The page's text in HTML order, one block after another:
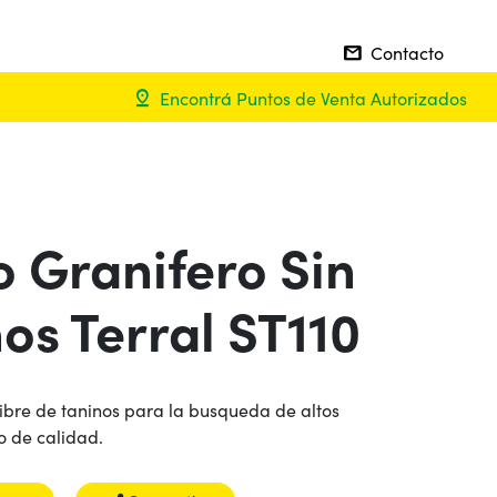
mail Contacto
pin_drop Encontrá Puntos de Venta Autorizados
Granifero Sin
Terral ST110
de taninos para la busqueda de altos
de calidad.